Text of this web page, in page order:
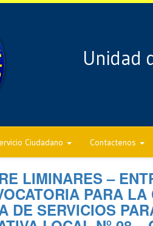
Unidad
Ciudadano Contactenos
LIMINARES –
PARA LA
DE SERVICIOS